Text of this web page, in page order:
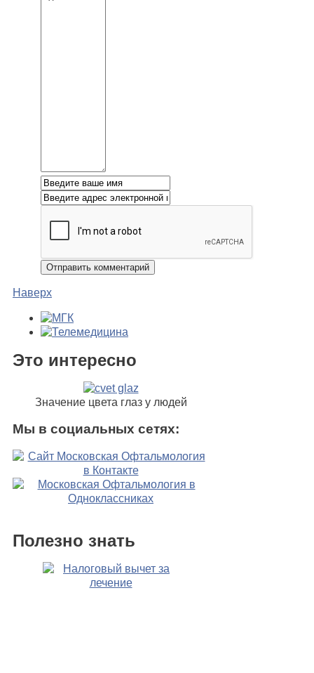
Наверх
Это интересно
Значение цвета глаз у людей
Мы в социальных сетях:
Полезно знать